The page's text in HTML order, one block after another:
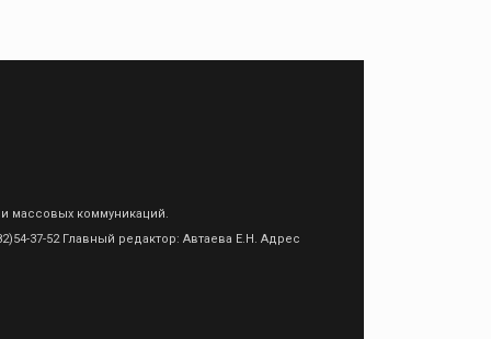
массовых коммуникаций.
37-52 Главный редактор: Автаева Е.Н. Адрес